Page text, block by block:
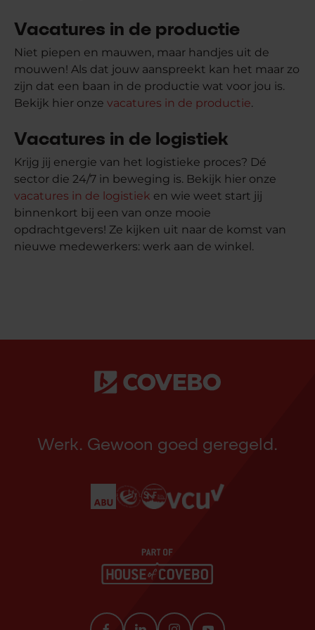
Vacatures in de productie
Niet piepen en mauwen, maar handjes uit de
mouwen! Als dat jouw aanspreekt kan het maar zo
zijn dat een baan in de productie wat voor jou is.
Bekijk hier onze vacatures in de productie.
Vacatures in de logistiek
Krijg jij energie van het logistieke proces? Dé
sector die 24/7 in beweging is. Bekijk hier onze
vacatures in de logistiek en wie weet start jij
binnenkort bij een van onze mooie
opdrachtgevers! Ze kijken uit naar de komst van
nieuwe medewerkers: werk aan de winkel.
Werk. Gewoon goed geregeld.